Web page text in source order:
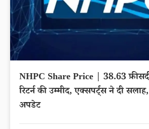
NHPC Share Price | 38.63
रिटर्न की उम्मीद, एक्सपर्ट्स ने दी
अपडेट